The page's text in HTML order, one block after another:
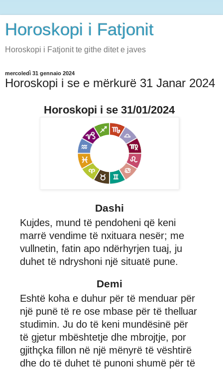
Horoskopi i Fatjonit
Horoskopi i Fatjonit te githe ditet e javes
mercoledì 31 gennaio 2024
Horoskopi i se e mërkurë 31 Janar 2024
Horoskopi i se 31/01/2024
Dashi
Kujdes, mund të pendoheni që keni
marrë vendime të nxituara nesër; me
vullnetin, fatin apo ndërhyrjen tuaj, ju
duhet të ndryshoni një situatë pune.
Demi
Eshtë koha e duhur për të menduar për
një punë të re ose mbase për të thelluar
studimin. Ju do të keni mundësinë për
të gjetur mbështetje dhe mbrojtje, por
gjithçka fillon në një mënyrë të vështirë
dhe do të duhet të punoni shumë për të